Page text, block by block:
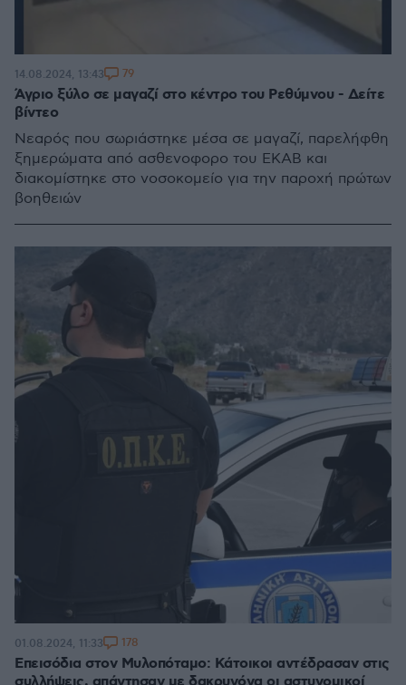
Άγριο ξύλο σε μαγαζί στο κέντρο του Ρεθύμνου - Δείτε
βίντεο
Νεαρός που σωριάστηκε μέσα σε μαγαζί, παρελήφθη
ξημερώματα από ασθενοφορο του ΕΚΑΒ και
διακομίστηκε στο νοσοκομείο για την παροχή πρώτων
βοηθειών
14.08.2024, 13:43 79
Επεισόδια στον Μυλοπόταμο: Κάτοικοι αντέδρασαν στις
01.08.2024, 11:33 178